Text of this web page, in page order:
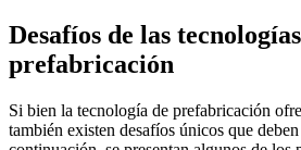
Desafíos de las
prefabricación
Si bien la tecnología de prefabricación
también existen desafíos únicos que